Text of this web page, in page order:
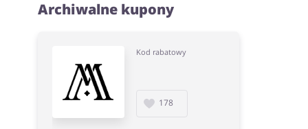
Archiwalne kupony
Kod rabatowy
178